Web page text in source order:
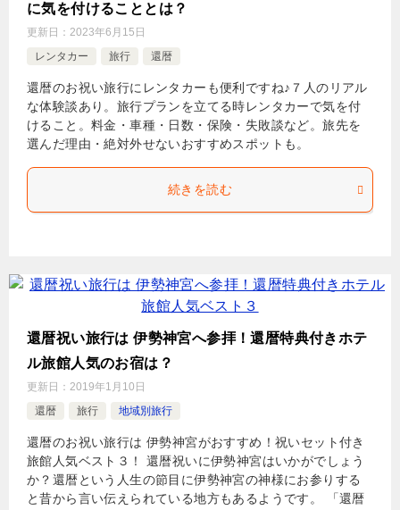
に気を付けることとは？
更新日： 2023年6月15日
レンタカー
旅行 還暦
還暦のお祝い旅行にレンタカーも便利ですね♪７人のリアル
な体験談あり。旅行プランを立てる時レンタカーで気を付
けること。料金・車種・日数・保険・失敗談など。旅先を
選んだ理由・絶対外せないおすすめスポットも。
続きを読む
還暦祝い旅行は 伊勢神宮へ参拝！還暦特典付きホテ
ル旅館人気のお宿は？
更新日： 2019年1月10日
還暦
旅行 地域別旅行
還暦のお祝い旅行は 伊勢神宮がおすすめ！祝いセット付き
旅館人気ベスト３！ 還暦祝いに伊勢神宮はいかがでしょう
か？還暦という人生の節目に伊勢神宮の神様にお参りする
と昔から言い伝えられている地方もあるようです。 「還暦